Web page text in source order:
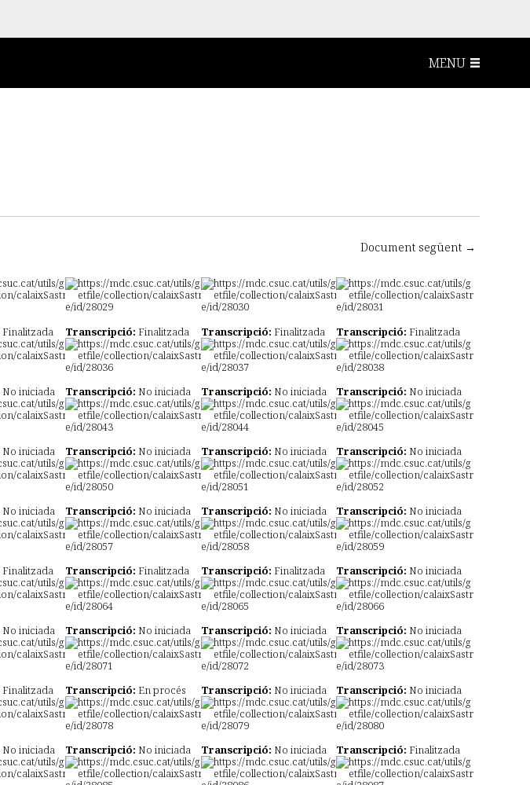
MENU
Finalitzada Transcripció: Finalitzada Transcripció: Finalitzada Transcripció: Finalitzada
No iniciada Transcripció: No iniciada Transcripció: No iniciada Transcripció: No iniciada
No iniciada Transcripció: No iniciada Transcripció: No iniciada Transcripció: No iniciada
No iniciada Transcripció: No iniciada Transcripció: No iniciada Transcripció: No iniciada
Finalitzada Transcripció: Finalitzada Transcripció: Finalitzada Transcripció: No iniciada
No iniciada Transcripció: No iniciada Transcripció: No iniciada Transcripció: No iniciada
Finalitzada Transcripció: En procés Transcripció: No iniciada Transcripció: No iniciada
No iniciada Transcripció: No iniciada Transcripció: No iniciada Transcripció: Finalitzada
Document següent →